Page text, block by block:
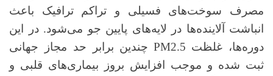
مصرف سوخت‌های فسیلی و تراکم ترافیک باعث
انباشت آلاینده‌ها در لایه‌های پایین جو می‌شود. در این
دوره‌ها، غلظت PM2.5 چندین برابر حد مجاز جهانی
ثبت شده و موجب افزایش بروز بیماری‌های قلبی و